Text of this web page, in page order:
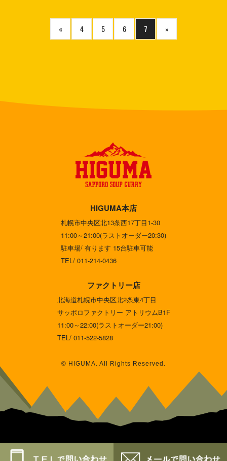
« 4 5 6 7 »
HIGUMA本店
札幌市中央区北13条西17丁目1-30
11:00～21:00(ラストオーダー20:30)
駐車場/ 有ります 15台駐車可能
TEL/ 011-214-0436
ファクトリー店
北海道札幌市中央区北2条東4丁目
サッポロファクトリー アトリウムB1F
11:00～22:00(ラストオーダー21:00)
TEL/ 011-522-5828
© HIGUMA. All Rights Reserved.